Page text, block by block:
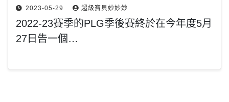
2023-05-29 超級寶貝妙妙妙
2022-23賽季的PLG季後賽終於在今年度5月
27日告一個…